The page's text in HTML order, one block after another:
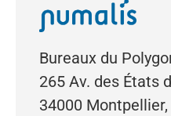
Bureaux du
265 Av. des États
34000 Montpellier,